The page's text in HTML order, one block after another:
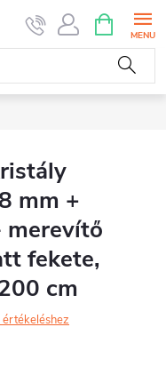
KOSÁR
mm +
fekete,
cm
értékeléshez